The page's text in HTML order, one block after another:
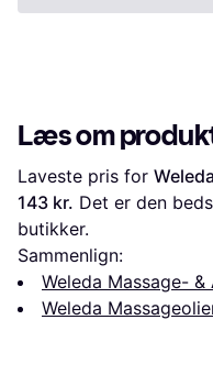
Læs om
Laveste pris for
143 kr. Det er den
butikker.
Sammenlign:
Weleda Massage-
Weleda